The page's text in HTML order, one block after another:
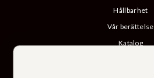
Hållbarhet
Vår berättelse
Katalog